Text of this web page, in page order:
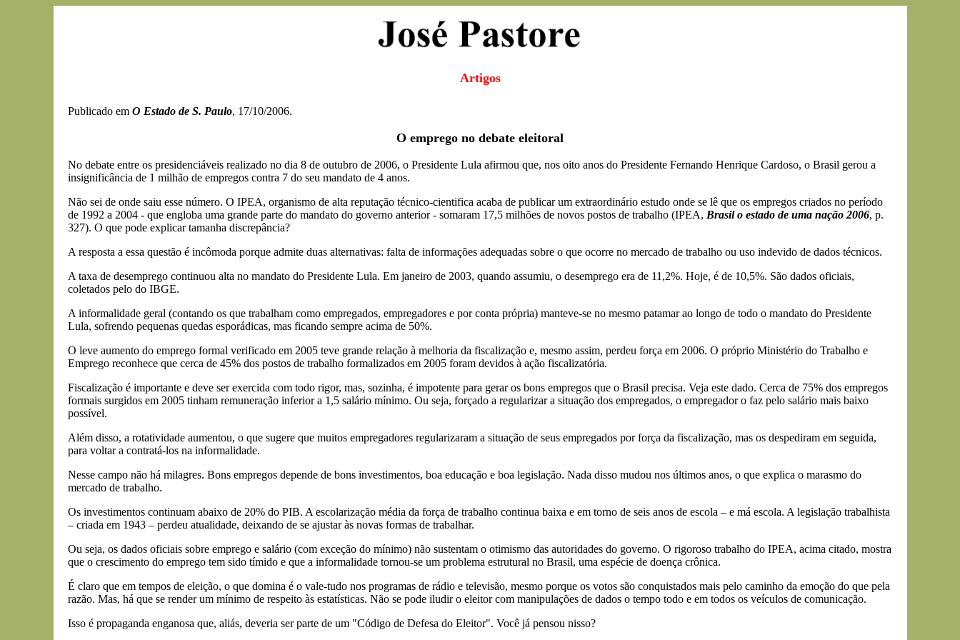
Artigos
Publicado em O Estado de S. Paulo, 17/10/2006.
O emprego no debate eleitoral
No debate entre os presidenciáveis realizado no dia 8 de outubro de 2006, o Presidente Lula afirmou que, nos oito anos do Presidente Fernando Henrique Cardoso, o Brasil gerou a
insignificância de 1 milhão de empregos contra 7 do seu mandato de 4 anos.
Não sei de onde saiu esse número. O IPEA, organismo de alta reputação técnico-cientifica acaba de publicar um extraordinário estudo onde se lê que os empregos criados no período
de 1992 a 2004 - que engloba uma grande parte do mandato do governo anterior - somaram 17,5 milhões de novos postos de trabalho (IPEA, Brasil o estado de uma nação 2006, p.
327). O que pode explicar tamanha discrepância?
A resposta a essa questão é incômoda porque admite duas alternativas: falta de informações adequadas sobre o que ocorre no mercado de trabalho ou uso indevido de dados técnicos.
A taxa de desemprego continuou alta no mandato do Presidente Lula. Em janeiro de 2003, quando assumiu, o desemprego era de 11,2%. Hoje, é de 10,5%. São dados oficiais,
coletados pelo do IBGE.
A informalidade geral (contando os que trabalham como empregados, empregadores e por conta própria) manteve-se no mesmo patamar ao longo de todo o mandato do Presidente
Lula, sofrendo pequenas quedas esporádicas, mas ficando sempre acima de 50%.
O leve aumento do emprego formal verificado em 2005 teve grande relação à melhoria da fiscalização e, mesmo assim, perdeu força em 2006. O próprio Ministério do Trabalho e
Emprego reconhece que cerca de 45% dos postos de trabalho formalizados em 2005 foram devidos à ação fiscalizatória.
Fiscalização é importante e deve ser exercida com todo rigor, mas, sozinha, é impotente para gerar os bons empregos que o Brasil precisa. Veja este dado. Cerca de 75% dos empregos
formais surgidos em 2005 tinham remuneração inferior a 1,5 salário mínimo. Ou seja, forçado a regularizar a situação dos empregados, o empregador o faz pelo salário mais baixo
possível.
Além disso, a rotatividade aumentou, o que sugere que muitos empregadores regularizaram a situação de seus empregados por força da fiscalização, mas os despediram em seguida,
para voltar a contratá-los na informalidade.
Nesse campo não há milagres. Bons empregos depende de bons investimentos, boa educação e boa legislação. Nada disso mudou nos últimos anos, o que explica o marasmo do
mercado de trabalho.
Os investimentos continuam abaixo de 20% do PIB. A escolarização média da força de trabalho continua baixa e em torno de seis anos de escola – e má escola. A legislação trabalhista
– criada em 1943 – perdeu atualidade, deixando de se ajustar às novas formas de trabalhar.
Ou seja, os dados oficiais sobre emprego e salário (com exceção do mínimo) não sustentam o otimismo das autoridades do governo. O rigoroso trabalho do IPEA, acima citado, mostra
que o crescimento do emprego tem sido tímido e que a informalidade tornou-se um problema estrutural no Brasil, uma espécie de doença crônica.
É claro que em tempos de eleição, o que domina é o vale-tudo nos programas de rádio e televisão, mesmo porque os votos são conquistados mais pelo caminho da emoção do que pela
razão. Mas, há que se render um mínimo de respeito às estatísticas. Não se pode iludir o eleitor com manipulações de dados o tempo todo e em todos os veículos de comunicação.
Isso é propaganda enganosa que, aliás, deveria ser parte de um "Código de Defesa do Eleitor". Você já pensou nisso?